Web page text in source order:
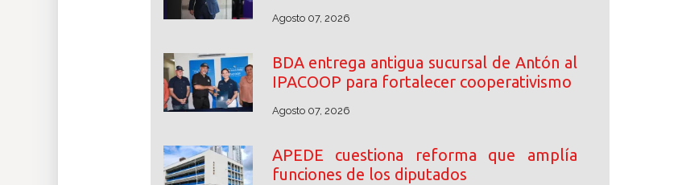
Agosto 07, 2026
BDA entrega antigua sucursal de Antón al
IPACOOP para fortalecer cooperativismo
Agosto 07, 2026
APEDE cuestiona reforma que amplía
funciones de los diputados